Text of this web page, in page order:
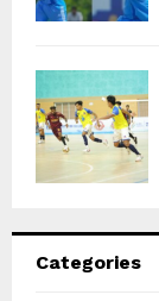
Categories